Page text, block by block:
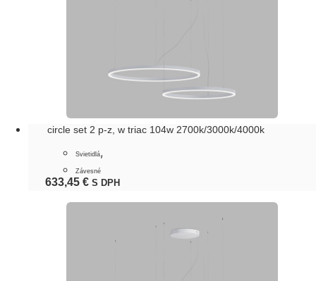
circle set 2 p-z, w triac 104w 2700k/3000k/4000k
Svietidlá,
Závesné
633,45 € S DPH